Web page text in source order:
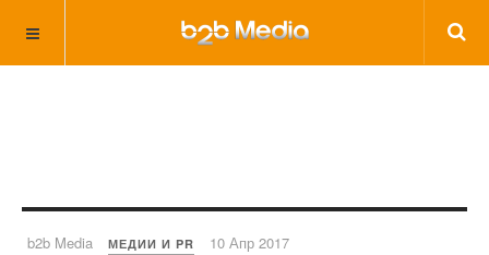
b2b Media МЕДИИ И PR 10 Апр 2017